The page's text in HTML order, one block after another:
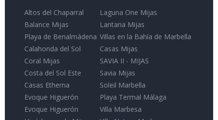
Altos del Chaparral
Balance Mijas
Playa de Benalmádena
Calahonda del Sol
Coral Mijas
Costa del Sol Este
Casas Etherna
Evoque Higuerón
Evoque Higuerón
Laguna One Mijas
Lantana Mijas
Villas en la Bahía de Marbella
Casas Mijas
SAVIA II - MIJAS
Savia Mijas
Soleil Marbella
Playa Termal Málaga
Villa Marbesa